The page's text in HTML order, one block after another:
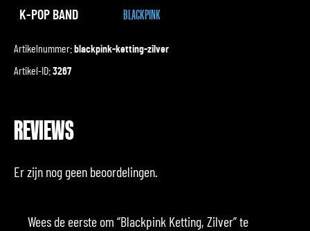
K-POP BAND BLACKPINK
Artikelnummer: blackpink-ketting-zilver
Artikel-ID:3267
REVIEWS
Er zijn nog geen beoordelingen.
Wees de eerste om “Blackpink Ketting, Zilver” te